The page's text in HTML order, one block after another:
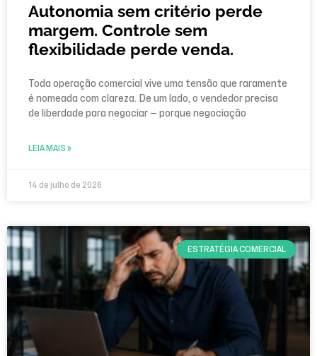
Autonomia sem critério perde
margem. Controle sem
flexibilidade perde venda.
Toda operação comercial vive uma tensão que raramente
é nomeada com clareza. De um lado, o vendedor precisa
de liberdade para negociar — porque negociação
LEIA MAIS »
14 de julho de 2026
ESTRATÉGIA COMERCIAL